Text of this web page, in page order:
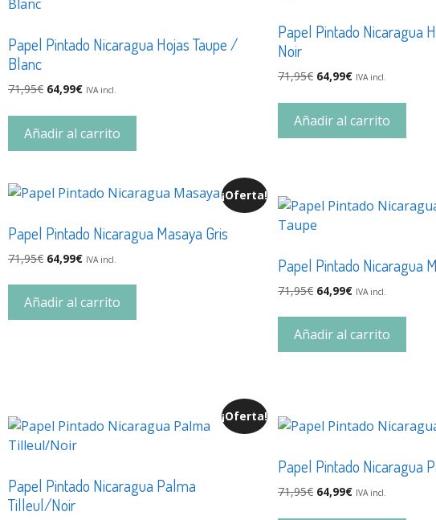
Papel Pintado Nicaragua Hojas Taupe /
Blanc
71,95€ 64,99€ IVA incl.
Añadir al carrito
Papel Pintado Nicaragua
Noir
71,95€ 64,99€ IVA incl.
Añadir al carrito
¡Oferta!
Papel Pintado Nicaragua Masaya Gris
71,95€ 64,99€ IVA incl.
Añadir al carrito
Papel Pintado Nicaragua
71,95€ 64,99€ IVA incl.
Añadir al carrito
¡Oferta!
Papel Pintado Nicaragua Palma
Tilleul/Noir
Papel Pintado Nicaragua
71,95€ 64,99€ IVA incl.